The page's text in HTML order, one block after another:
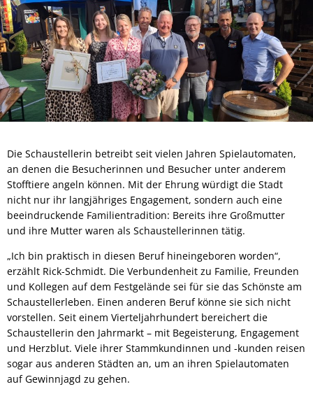
Die Schaustellerin betreibt seit vielen Jahren Spielautomaten,
an denen die Besucherinnen und Besucher unter anderem
Stofftiere angeln können. Mit der Ehrung würdigt die Stadt
nicht nur ihr langjähriges Engagement, sondern auch eine
beeindruckende Familientradition: Bereits ihre Großmutter
und ihre Mutter waren als Schaustellerinnen tätig.
„Ich bin praktisch in diesen Beruf hineingeboren worden“,
erzählt Rick-Schmidt. Die Verbundenheit zu Familie, Freunden
und Kollegen auf dem Festgelände sei für sie das Schönste am
Schaustellerleben. Einen anderen Beruf könne sie sich nicht
vorstellen. Seit einem Vierteljahrhundert bereichert die
Schaustellerin den Jahrmarkt – mit Begeisterung, Engagement
und Herzblut. Viele ihrer Stammkundinnen und -kunden reisen
sogar aus anderen Städten an, um an ihren Spielautomaten
auf Gewinnjagd zu gehen.